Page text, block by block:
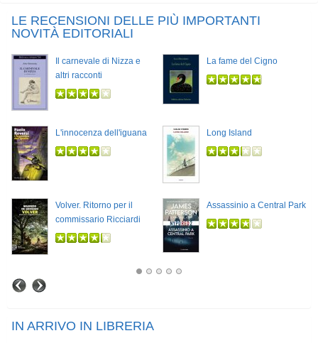
LE RECENSIONI DELLE PIÙ IMPORTANTI
NOVITÀ EDITORIALI
Il carnevale di Nizza e
altri racconti
La fame del Cigno
L'innocenza dell'iguana Long Island
Volver. Ritorno per il
commissario Ricciardi
Assassinio a Central Park
IN ARRIVO IN LIBRERIA